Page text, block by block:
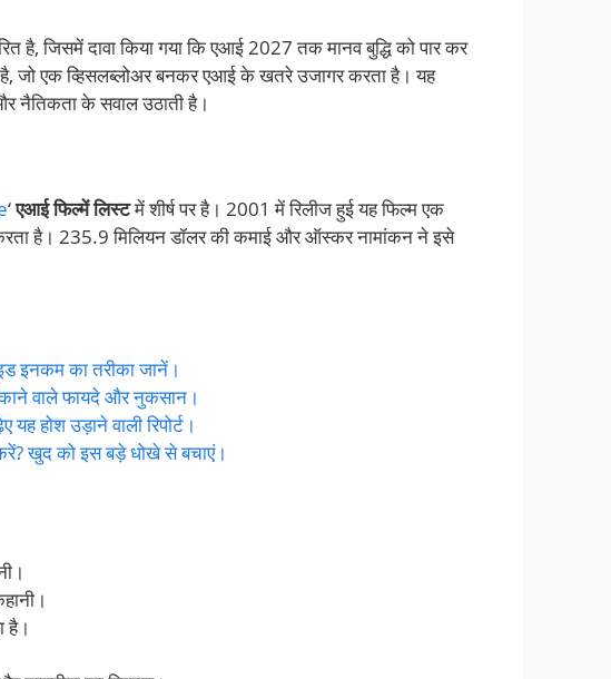
है, जिसमें दावा किया गया कि एआई 2027 तक मानव बुद्धि को पार कर
है, जो एक व्हिसलब्लोअर बनकर एआई के खतरे उजागर करता है। यह
नैतिकता के सवाल उठाती है।
‘एआई फिल्में लिस्टमें शीर्ष पर है। 2001 में रिलीज हुई यह फिल्म एक
करता है। 235.9 मिलियन डॉलर की कमाई और ऑस्कर नामांकन ने इसे
इनकम का तरीका जानें।
वाले फायदे और नुकसान।
यह होश उड़ाने वाली रिपोर्ट।
खुद को इस बड़े धोखे से बचाएं।
है।